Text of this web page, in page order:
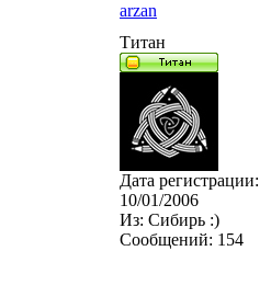
arzan
Титан
Дата регистрации:
10/01/2006
Из: Сибирь :)
Сообщений: 154